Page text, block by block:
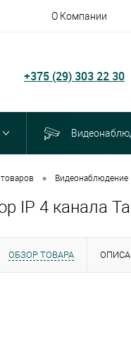
О Компании
+375 (29) 303 22 30
• Видеонаблюдение
IP 4 канала
ОБЗОР ТОВАРА